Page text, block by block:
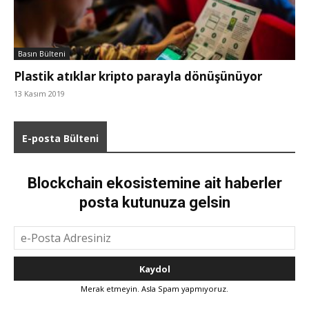
Basın Bülteni
Plastik atıklar kripto parayla dönüşünüyor
13 Kasım 2019
E-posta Bülteni
Blockchain ekosistemine ait haberler
posta kutunuza gelsin
Merak etmeyin. Asla Spam yapmıyoruz.